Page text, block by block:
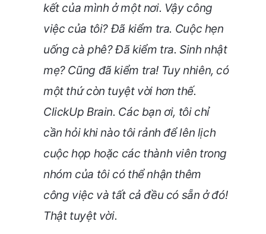
kết của mình ở một nơi. Vậy công
việc của tôi? Đã kiểm tra. Cuộc hẹn
uống cà phê? Đã kiểm tra. Sinh nhật
mẹ? Cũng đã kiểm tra! Tuy nhiên, có
một thứ còn tuyệt vời hơn thế.
ClickUp Brain. Các bạn ơi, tôi chỉ
cần hỏi khi nào tôi rảnh để lên lịch
cuộc họp hoặc các thành viên trong
nhóm của tôi có thể nhận thêm
công việc và tất cả đều có sẵn ở đó!
Thật tuyệt vời.